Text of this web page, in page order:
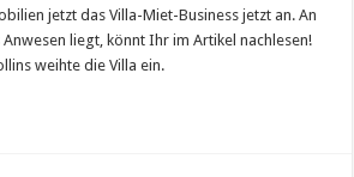
jetzt das Villa-Miet-Business jetzt an. An
liegt, könnt Ihr im Artikel nachlesen!
weihte die Villa ein.